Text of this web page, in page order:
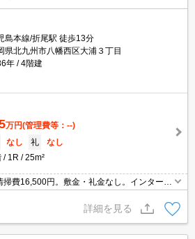
島本線/折尾駅 徒歩13分
県北九州市八幡西区大浦３丁目
年
4階建
万円(管理費等：--)
なし 礼
なし
1R 25m²
費16,500円。敷金・礼金なし。インターネ
付き。居室フローリング。
詳細を見る